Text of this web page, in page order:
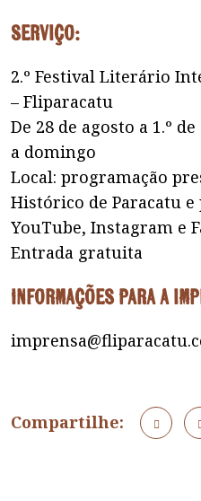
Serviço:
2.º Festival Literário
– Fliparacatu
De 28 de agosto a 1.º
a domingo
Local: programação
Histórico de Paracatu
YouTube, Instagram e
Entrada gratuita
Informações para a
Compartilhe: